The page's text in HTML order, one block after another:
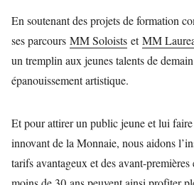
En soutenant des projets de formation
ses parcours MM Soloists etMM
un tremplin aux jeunes talents de
épanouissement artistique.
Et pour attirer un public jeune et lui
innovant de la Monnaie, nous aidons
tarifs avantageux et des avant-premières